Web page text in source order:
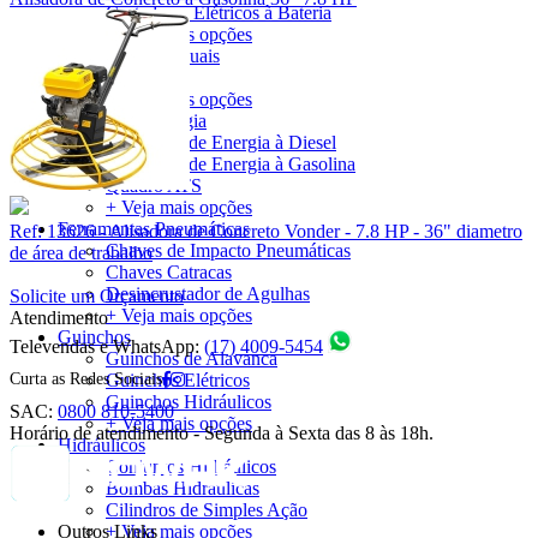
Cortadores Elétricos à Bateria
+ Veja mais opções
Ferramentas Manuais
Soquetes
+ Veja mais opções
Gerador de Energia
Geradores de Energia à Diesel
Geradores de Energia à Gasolina
Quadro ATS
+ Veja mais opções
Ferramentas Pneumáticas
Chaves de Impacto Pneumáticas
Chaves Catracas
Desincrustador de Agulhas
+ Veja mais opções
Guinchos
Guinchos de Alavanca
Guinchos Elétricos
Guinchos Hidráulicos
+ Veja mais opções
Hidráulicos
Conjuntos Hidráulicos
Bombas Hidráulicas
Cilindros de Simples Ação
+ Veja mais opções
Ref: 13626 - Alisadora de Concreto Vonder - 7.8 HP - 36" diametro
de área de trabalho
Solicite um Orçamento
Atendimento
Televendas e WhatsApp: (17) 4009-5454
Curta as Redes Sociais
SAC: 0800 810-5400
Horário de atendimento - Segunda à Sexta das 8 às 18h.
Outros Links